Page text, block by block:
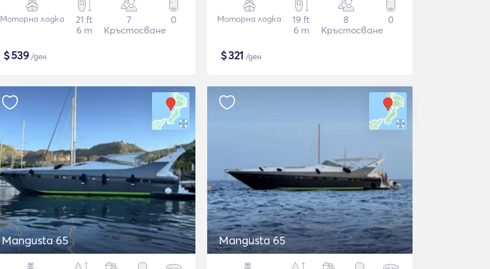
Моторна лодка
21 ft
6 m
7
Кръстосване
0
$539/ден
Моторна лодка
19 ft
6 m
8
Кръстосване
0
$321 /ден
Mangusta 65 Mangusta 65